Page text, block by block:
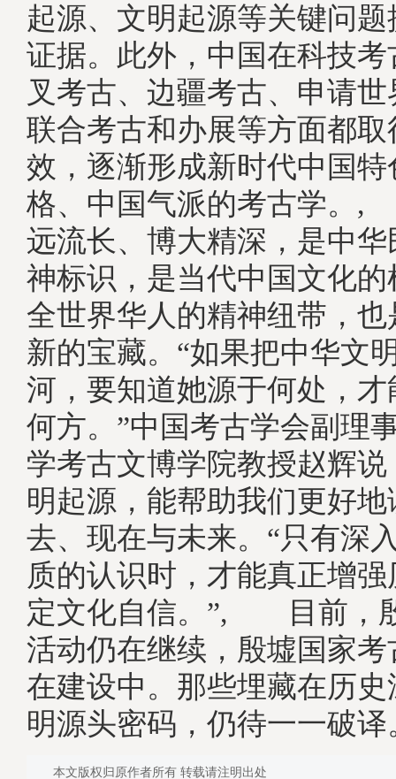
起源、文明起源等关键问
证据。此外，中国在科技
叉考古、边疆考古、申请
联合考古和办展等方面都
效，逐渐形成新时代中国
格、中国气派的考古学
远流长、博大精深，是中
神标识，是当代中国文化
全世界华人的精神纽带，
新的宝藏。“如果把中华文
河，要知道她源于何处，
何方。”中国考古学会副理
学考古文博学院教授赵辉
明起源，能帮助我们更好
去、现在与未来。“只有深
质的认识时，才能真正增
定文化自信。”, 目前，
活动仍在继续，殷墟国家
在建设中。那些埋藏在历
明源头密码，仍待一一破译
本文版权归原作者所有 转载请注明出处